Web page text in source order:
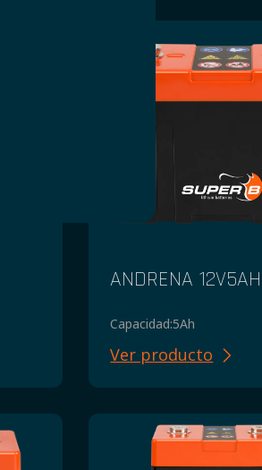
ANDRENA 12V5AH
Capacidad:5Ah
Ver producto